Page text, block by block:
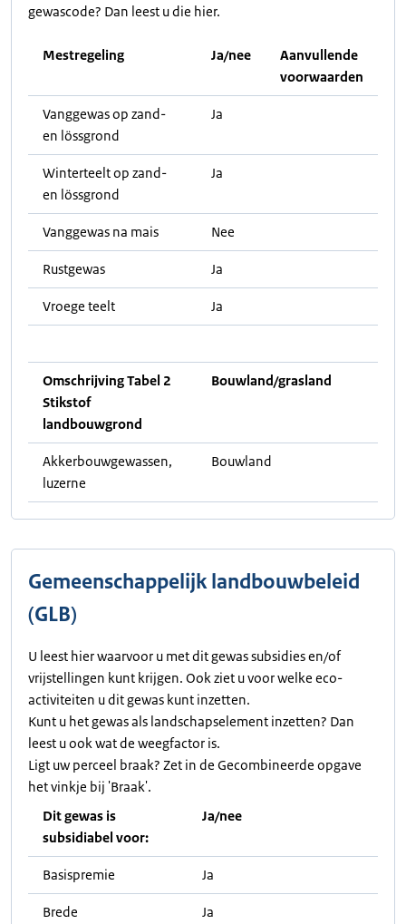
gewascode? Dan leest u die hier.
Mestregeling Ja/nee
Aanvullende
voorwaarden
Vanggewas op zand-
en lössgrond
Ja
Winterteelt op zand-
en lössgrond
Ja
Vanggewas na mais Nee
Rustgewas Ja
Vroege teelt Ja
Omschrijving Tabel 2
Stikstof
landbouwgrond
Bouwland/grasland
Akkerbouwgewassen,
luzerne
Bouwland
Gemeenschappelijk landbouwbeleid
(GLB)
U leest hier waarvoor u met dit gewas subsidies en/of
vrijstellingen kunt krijgen. Ook ziet u voor welke eco-
activiteiten u dit gewas kunt inzetten.
Kunt u het gewas als landschapselement inzetten? Dan
leest u ook wat de weegfactor is.
Ligt uw perceel braak? Zet in de Gecombineerde opgave
het vinkje bij 'Braak'.
Dit gewas is
subsidiabel voor:
Ja/nee
Basispremie Ja
Brede
Ja